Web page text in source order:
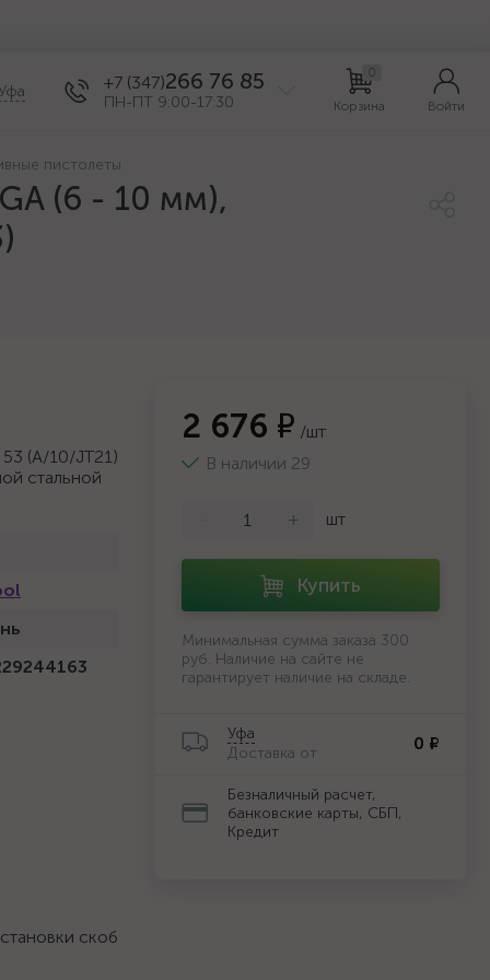
+7 (347)266 76 85
ПН-ПТ 9:00-17:30
0
Корзина Войти
пистолеты
(6 - 10 мм),
53 (A/10/JT21)
стальной
скоб
2 676 ₽ /шт
В наличии 29
+ шт
Купить
Минимальная сумма заказа 300
руб. Наличие на сайте не
гарантирует наличие на складе.
Уфа
Доставка от
0 ₽
Безналичный расчет,
банковские карты, СБП,
Кредит